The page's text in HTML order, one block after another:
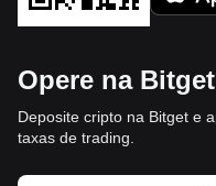
Opere na
Deposite cripto na Bitget e
taxas de trading.